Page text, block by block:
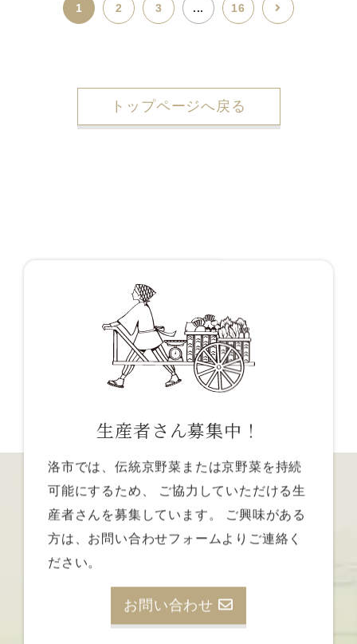
1 2 3 ... 16
トップページへ戻る
生産者さん募集中！
洛市では、伝統京野菜または京野菜を持続
可能にするため、
ご協力していただける生
産者さんを募集しています。
ご興味がある
方は、お問い合わせフォームよりご連絡く
ださい。
お問い合わせ